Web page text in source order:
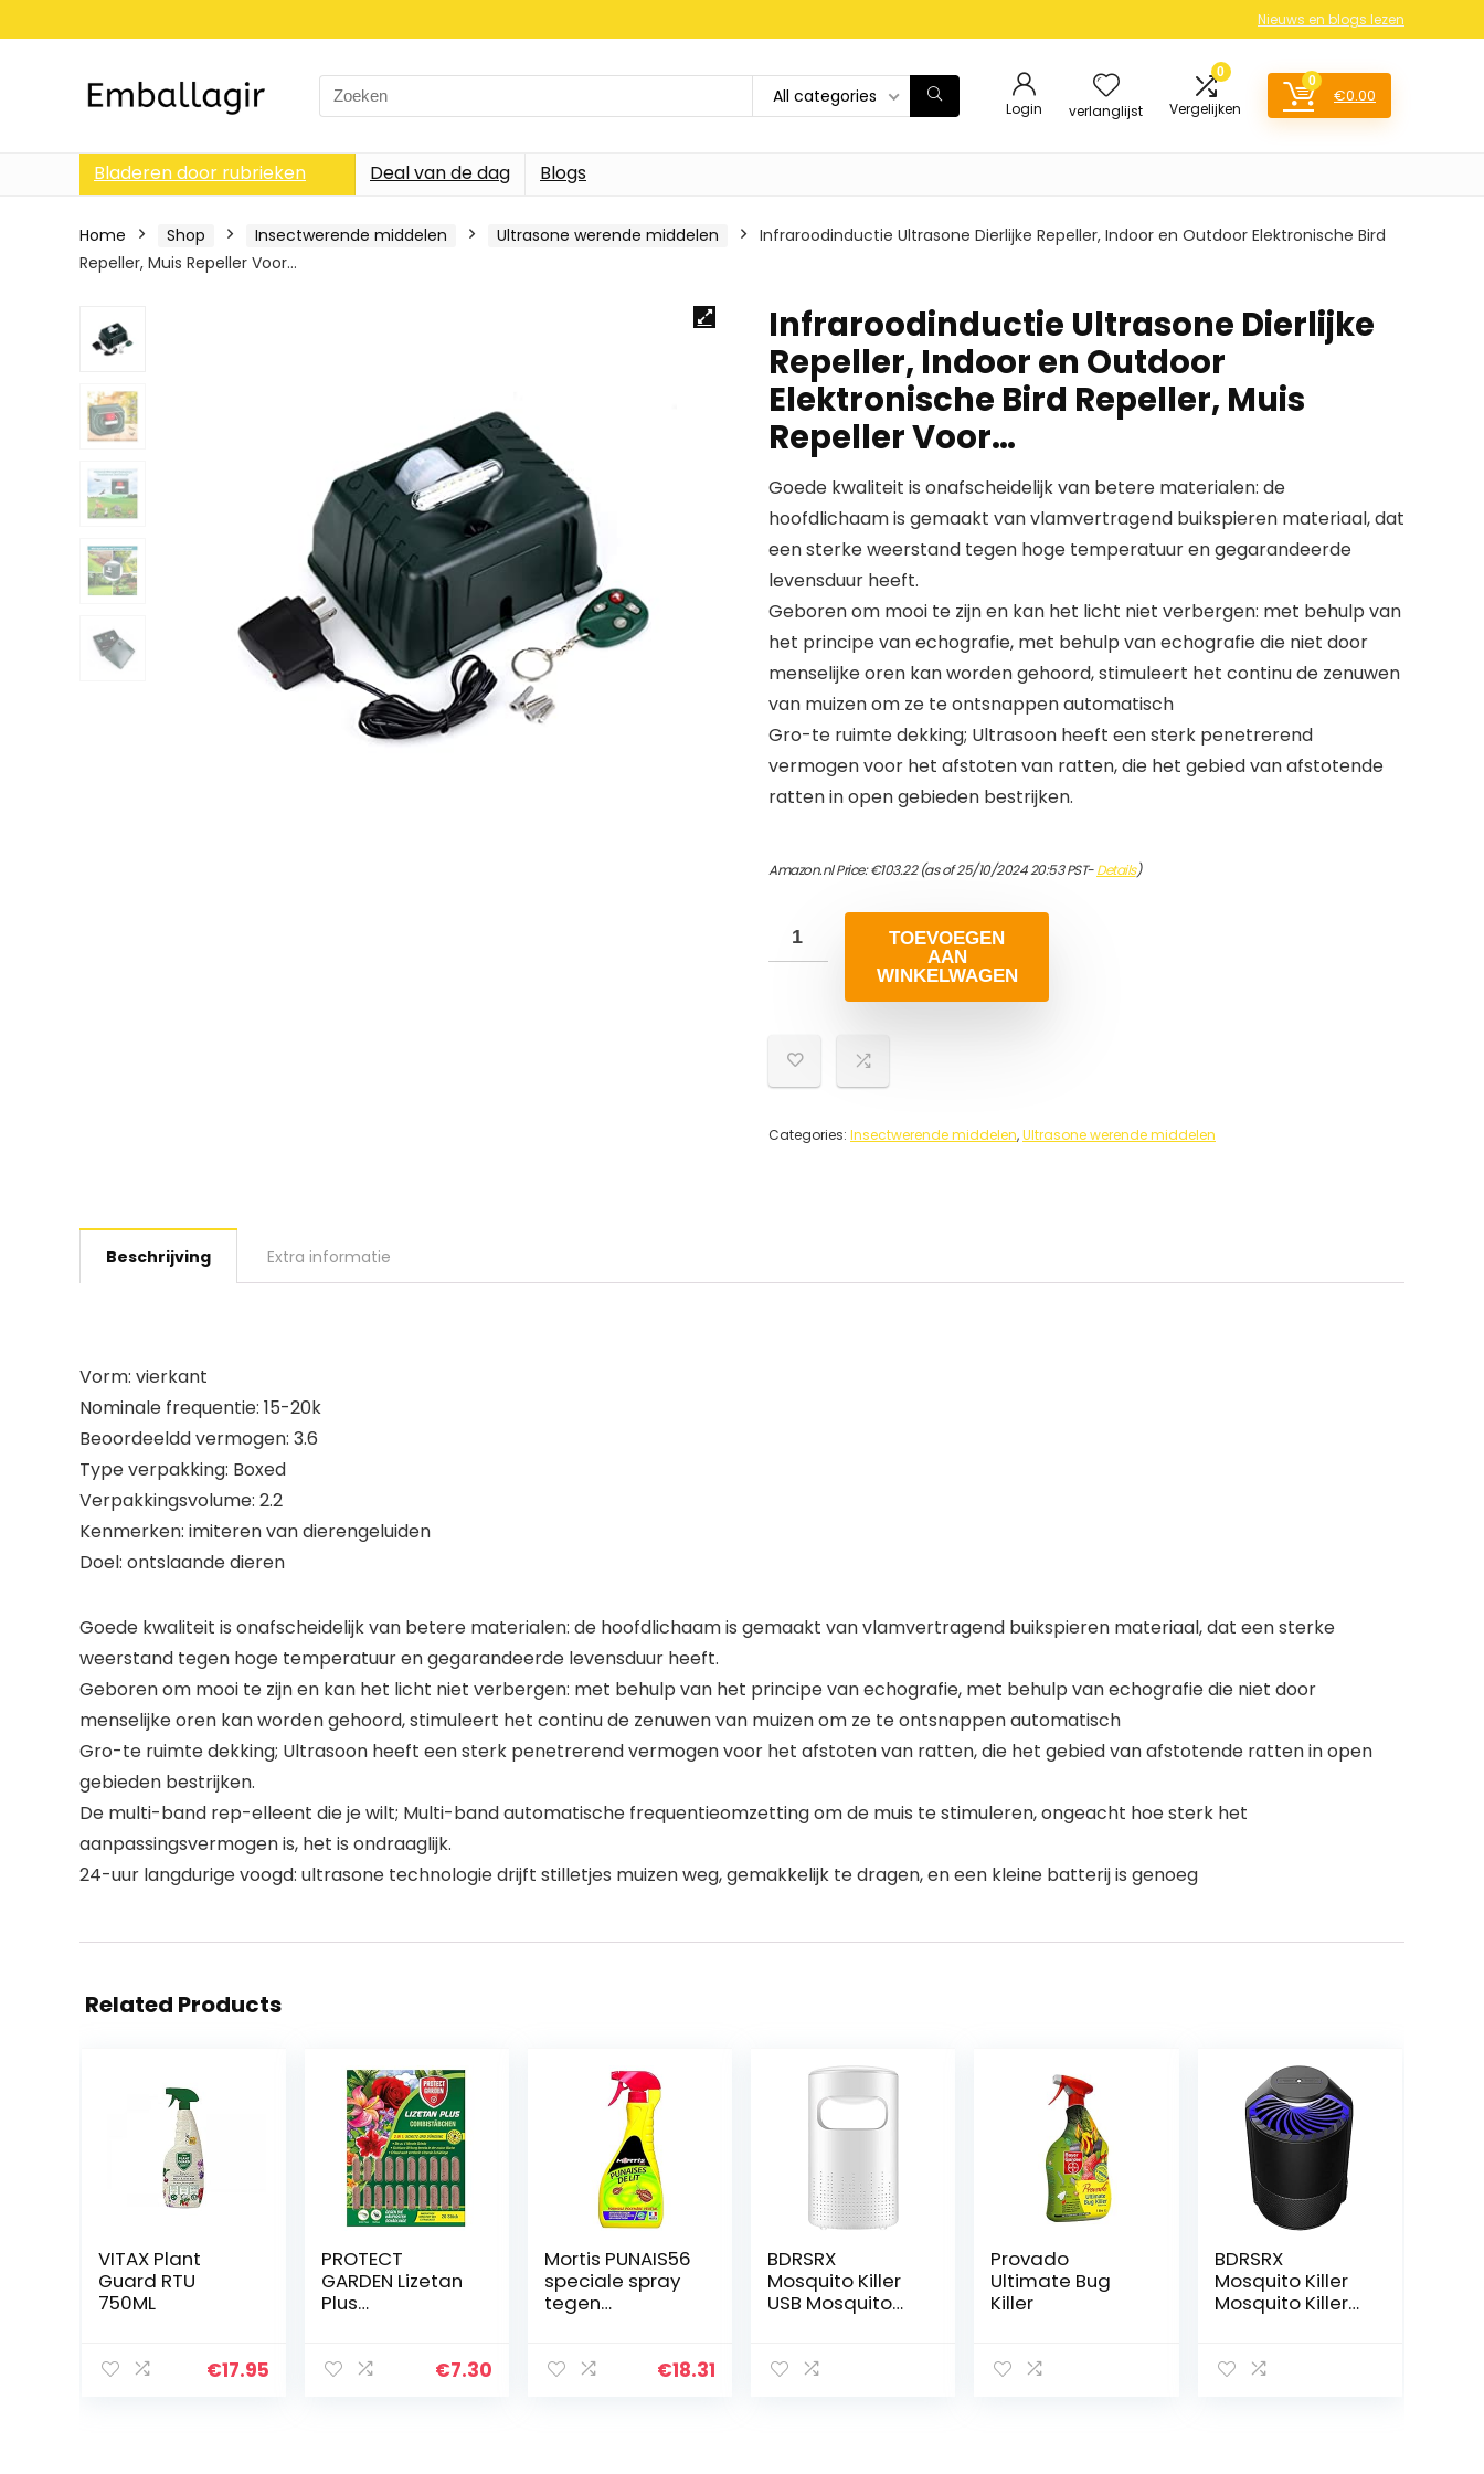
Nieuws en blogs lezen
Search
for:
All categories
Login verlanglijst
0
Vergelijken
0
€0.00
Bladeren door rubrieken Deal van de dag Blogs
Home Shop Insectwerende middelen Ultrasone werende middelen
Infraroodinductie Ultrasone Dierlijke Repeller, Indoor en Outdoor Elektronische Bird
Repeller, Muis Repeller Voor…
Infraroodinductie Ultrasone Dierlijke
Repeller, Indoor en Outdoor
Elektronische Bird Repeller, Muis
Repeller Voor…
Goede kwaliteit is onafscheidelijk van betere materialen: de
hoofdlichaam is gemaakt van vlamvertragend buikspieren materiaal, dat
een sterke weerstand tegen hoge temperatuur en gegarandeerde
levensduur heeft.
Geboren om mooi te zijn en kan het licht niet verbergen: met behulp van
het principe van echografie, met behulp van echografie die niet door
menselijke oren kan worden gehoord, stimuleert het continu de zenuwen
van muizen om ze te ontsnappen automatisch
Gro-te ruimte dekking; Ultrasoon heeft een sterk penetrerend
vermogen voor het afstoten van ratten, die het gebied van afstotende
ratten in open gebieden bestrijken.
Amazon.nl Price:€103.22(as of 25/10/2024 20:53 PST-Details)
TOEVOEGEN
AAN
WINKELWAGEN
Categories: Insectwerende middelen,Ultrasone werende middelen
Beschrijving Extra informatie
Vorm: vierkant
Nominale frequentie: 15-20k
Beoordeeldd vermogen: 3.6
Type verpakking: Boxed
Verpakkingsvolume: 2.2
Kenmerken: imiteren van dierengeluiden
Doel: ontslaande dieren
Goede kwaliteit is onafscheidelijk van betere materialen: de hoofdlichaam is gemaakt van vlamvertragend buikspieren materiaal, dat een sterke
weerstand tegen hoge temperatuur en gegarandeerde levensduur heeft.
Geboren om mooi te zijn en kan het licht niet verbergen: met behulp van het principe van echografie, met behulp van echografie die niet door
menselijke oren kan worden gehoord, stimuleert het continu de zenuwen van muizen om ze te ontsnappen automatisch
Gro-te ruimte dekking; Ultrasoon heeft een sterk penetrerend vermogen voor het afstoten van ratten, die het gebied van afstotende ratten in open
gebieden bestrijken.
De multi-band rep-elleent die je wilt; Multi-band automatische frequentieomzetting om de muis te stimuleren, ongeacht hoe sterk het
aanpassingsvermogen is, het is ondraaglijk.
24-uur langdurige voogd: ultrasone technologie drijft stilletjes muizen weg, gemakkelijk te dragen, en een kleine batterij is genoeg
Related Products
VITAX Plant
Guard RTU
750ML
€17.95
PROTECT
GARDEN Lizetan
Plus
ongediertevrij
€7.30
Mortis PUNAIS56
speciale spray
tegen
€18.31
BDRSRX
Mosquito Killer
USB Mosquito
fotocatalyst LED
Provado
Ultimate Bug
Killer
BDRSRX
Mosquito Killer
Mosquito Killer
Repellent Indoor